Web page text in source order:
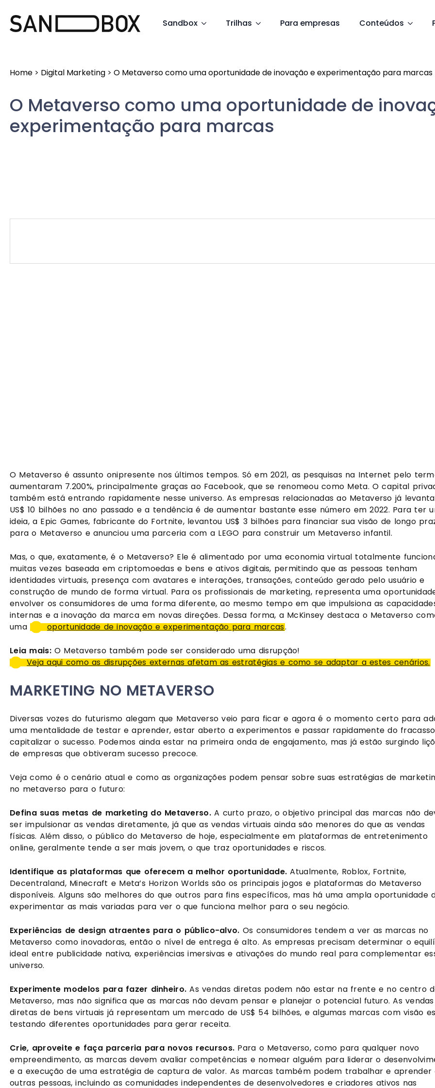
Sandbox Trilhas Para empresas Conteúdos
for:
Home > Digital Marketing > O Metaverso como uma oportunidade de inovação e experimentação para marcas
O Metaverso como uma oportunidade de
experimentação para marcas
O Metaverso é assunto onipresente nos últimos tempos. Só em 2021, as pesquisas na Internet pelo
aumentaram 7.200%, principalmente graças ao Facebook, que se renomeou como Meta. O capital
também está entrando rapidamente nesse universo. As empresas relacionadas ao Metaverso já
US$ 10 bilhões no ano passado e a tendência é de aumentar bastante esse número em 2022. Para ter
ideia, a Epic Games, fabricante do Fortnite, levantou US$ 3 bilhões para financiar sua visão de longo
para o Metaverso e anunciou uma parceria com a LEGO para construir um Metaverso infantil.
Mas, o que, exatamente, é o Metaverso? Ele é alimentado por uma economia virtual totalmente
muitas vezes baseada em criptomoedas e bens e ativos digitais, permitindo que as pessoas tenham
identidades virtuais, presença com avatares e interações, transações, conteúdo gerado pelo usuário e
construção de mundo de forma virtual. Para os profissionais de marketing, representa uma
envolver os consumidores de uma forma diferente, ao mesmo tempo em que impulsiona as
internas e a inovação da marca em novas direções. Dessa forma, a McKinsey destaca o Metaverso
uma
oportunidade de inovação e experimentação para marcas.
Leia mais: O Metaverso também pode ser considerado uma disrupção!
Veja aqui como as disrupções externas afetam as estratégias e como se adaptar a estes cenários.
MARKETING NO METAVERSO
Diversas vozes do futurismo alegam que Metaverso veio para ficar e agora é o momento certo para
uma mentalidade de testar e aprender, estar aberto a experimentos e passar rapidamente do
capitalizar o sucesso. Podemos ainda estar na primeira onda de engajamento, mas já estão surgindo
de empresas que obtiveram sucesso precoce.
Veja como é o cenário atual e como as organizações podem pensar sobre suas estratégias de
no metaverso para o futuro:
Defina suas metas de marketing do Metaverso. A curto prazo, o objetivo principal das marcas não
ser impulsionar as vendas diretamente, já que as vendas virtuais ainda são menores do que as vendas
físicas. Além disso, o público do Metaverso de hoje, especialmente em plataformas de entretenimento
online, geralmente tende a ser mais jovem, o que traz oportunidades e riscos.
Identifique as plataformas que oferecem a melhor oportunidade. Atualmente, Roblox, Fortnite,
Decentraland, Minecraft e Meta’s Horizon Worlds são os principais jogos e plataformas do Metaverso
disponíveis. Alguns são melhores do que outros para fins específicos, mas há uma ampla oportunidade
experimentar as mais variadas para ver o que funciona melhor para o seu negócio.
Experiências de design atraentes para o público-alvo. Os consumidores tendem a ver as marcas no
Metaverso como inovadoras, então o nível de entrega é alto. As empresas precisam determinar o
ideal entre publicidade nativa, experiências imersivas e ativações do mundo real para complementar
universo.
Experimente modelos para fazer dinheiro. As vendas diretas podem não estar na frente e no centro
Metaverso, mas não significa que as marcas não devam pensar e planejar o potencial futuro. As vendas
diretas de bens virtuais já representam um mercado de US$ 54 bilhões, e algumas marcas com visão
testando diferentes oportunidades para gerar receita.
Crie, aproveite e faça parceria para novos recursos. Para o Metaverso, como para qualquer novo
empreendimento, as marcas devem avaliar competências e nomear alguém para liderar o
e a execução de uma estratégia de captura de valor. As marcas também podem trabalhar e aprender
outras pessoas, incluindo as comunidades independentes de desenvolvedores e criadores ativos nas